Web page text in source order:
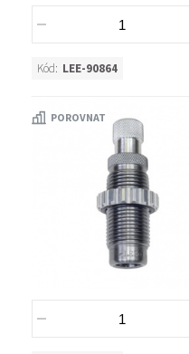
Kód: LEE-90864
POROVNAT